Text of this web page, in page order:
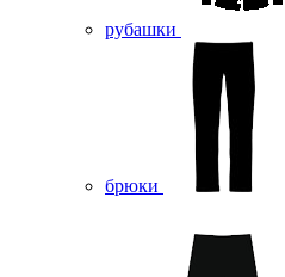
рубашки
брюки